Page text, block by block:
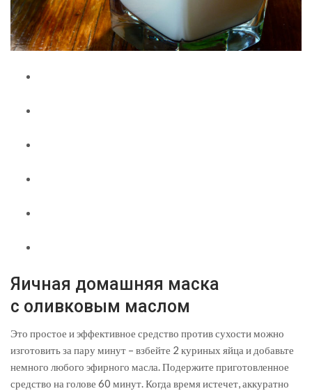
Яичная домашняя маска
с оливковым маслом
Это простое и эффективное средство против сухости можно
изготовить за пару минут – взбейте 2 куриных яйца и добавьте
немного любого эфирного масла. Подержите приготовленное
средство на голове 60 минут. Когда время истечет, аккуратно